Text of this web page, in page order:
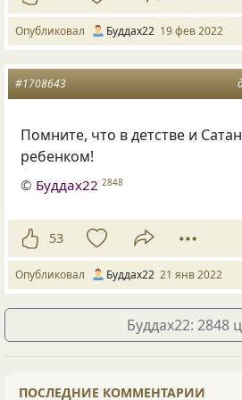
Опубликовал Буддах22 19 фев 2022
#1708643
Помните, что в детстве и
ребенком!
© Буддах22 2848
53
Опубликовал Буддах22 21 янв 2022
Буддах22: 2848
ПОСЛЕДНИЕ КОММЕНТАРИИ